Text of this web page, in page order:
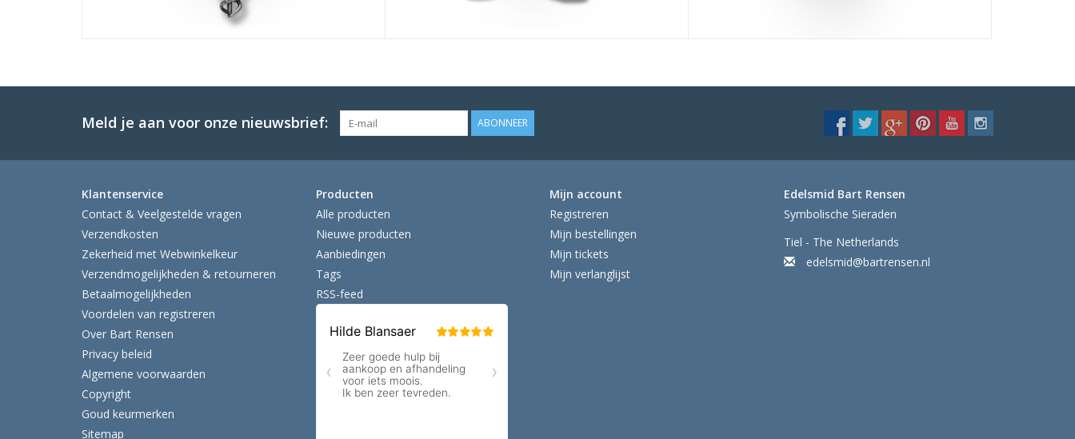
Meld je aan voor onze nieuwsbrief: ABONNEER
Klantenservice
Contact & Veelgestelde vragen
Verzendkosten
Zekerheid met Webwinkelkeur
Verzendmogelijkheden & retourneren
Betaalmogelijkheden
Voordelen van registreren
Over Bart Rensen
Privacy beleid
Algemene voorwaarden
Copyright
Goud keurmerken
Sitemap
Producten
Alle producten
Nieuwe producten
Aanbiedingen
Tags
RSS-feed
Mijn account
Registreren
Mijn bestellingen
Mijn tickets
Mijn verlanglijst
Edelsmid Bart Rensen
Symbolische Sieraden
Tiel - The Netherlands
edelsmid@bartrensen.nl